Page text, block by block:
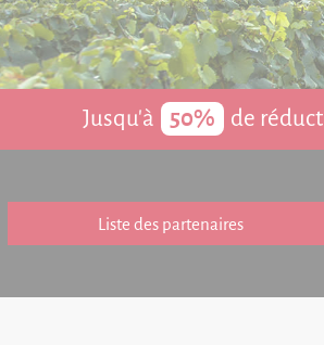
Jusqu'à 50% de
Liste des partenaires